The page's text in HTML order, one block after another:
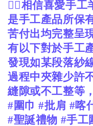
🙋‍♀️相信喜愛手工
是手工產品所保
苦付出均完整呈
有以下對於手工
發現如某段落紗
過程中夾雜少許
縫隙或不工整等
#圍巾 #批肩 #喀
#聖誕禮物 #手工